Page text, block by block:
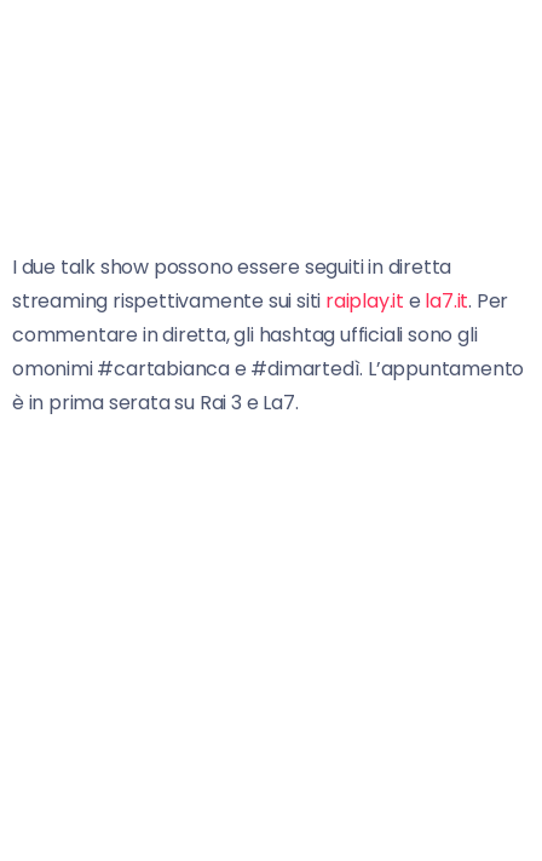
I due talk show possono essere seguiti in diretta
streaming rispettivamente sui siti raiplay.it e la7.it. Per
commentare in diretta, gli hashtag ufficiali sono gli
omonimi #cartabianca e #dimartedì. L’appuntamento
è in prima serata su Rai 3 e La7.